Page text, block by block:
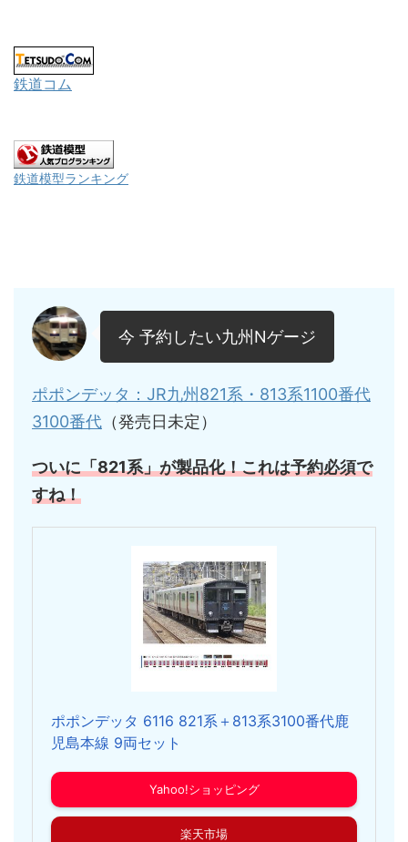
鉄道コム
鉄道模型ランキング
今 予約したい九州Nゲージ
ポポンデッタ：JR九州821系・813系1100番代
3100番代 （発売日未定）
ついに「821系」が製品化！これは予約必須で
すね！
ポポンデッタ 6116 821系＋813系3100番代鹿
児島本線 9両セット
Yahoo!ショッピング
楽天市場